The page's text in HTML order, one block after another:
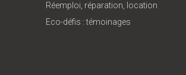
Réemploi, réparation, location
Eco-défis : témoinages